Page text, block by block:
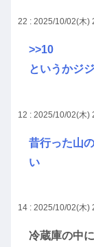
22 : 2025/10/02(木)
>>10
というかジ
12 : 2025/10/02(木)
昔行った山
い
14 : 2025/10/02(木)
冷蔵庫の中